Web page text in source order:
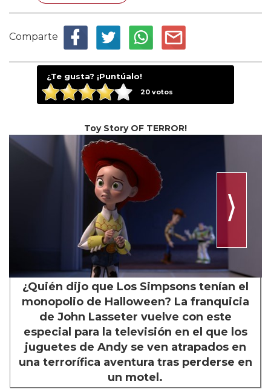
Comparte
¿Te gusta? ¡Puntúalo!
20votos
Toy Story OF TERROR!
⟩
¿Quién dijo que Los Simpsons tenían el
monopolio de Halloween? La franquicia
de John Lasseter vuelve con este
especial para la televisión en el que los
juguetes de Andy se ven atrapados en
una terrorífica aventura tras perderse en
un motel.